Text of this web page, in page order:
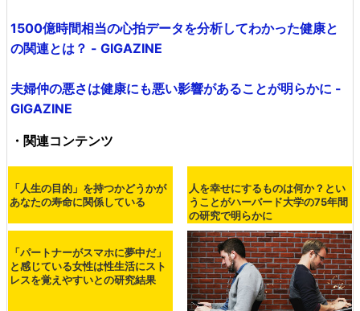
1500億時間相当の心拍データを分析してわかった健康と
の関連とは？ - GIGAZINE
夫婦仲の悪さは健康にも悪い影響があることが明らかに -
GIGAZINE
・関連コンテンツ
「人生の目的」を持つかどうかが
あなたの寿命に関係している
人を幸せにするものは何か？とい
うことがハーバード大学の75年間
の研究で明らかに
「パートナーがスマホに夢中だ」
と感じている女性は性生活にスト
レスを覚えやすいとの研究結果